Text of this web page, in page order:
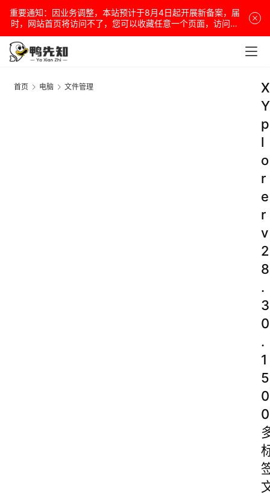
重要通知：因业务调整，本站预计于8月4日起开展新备案，届
时，网站首页将访问不了，您可以收藏任意一个页面，访问网
站！
首页 电脑 文件管理
X
Y
p
l
o
r
e
r
v
2
8
.
3
0
.
1
5
0
0